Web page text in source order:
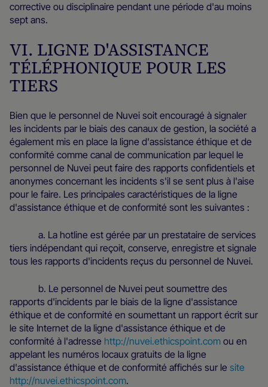
corrective ou disciplinaire pendant une période d'au moins
sept ans.
VI. LIGNE D'ASSISTANCE
TÉLÉPHONIQUE POUR LES
TIERS
Bien que le personnel de Nuvei soit encouragé à signaler
les incidents par le biais des canaux de gestion, la société a
également mis en place la ligne d'assistance éthique et de
conformité comme canal de communication par lequel le
personnel de Nuvei peut faire des rapports confidentiels et
anonymes concernant les incidents s'il se sent plus à l'aise
pour le faire. Les principales caractéristiques de la ligne
d'assistance éthique et de conformité sont les suivantes :
a. La hotline est gérée par un prestataire de services
tiers indépendant qui reçoit, conserve, enregistre et signale
tous les rapports d'incidents reçus du personnel de Nuvei.
b. Le personnel de Nuvei peut soumettre des
rapports d'incidents par le biais de la ligne d'assistance
éthique et de conformité en soumettant un rapport écrit sur
le site Internet de la ligne d'assistance éthique et de
conformité à l'adresse http://nuvei.ethicspoint.com ou en
appelant les numéros locaux gratuits de la ligne
d'assistance éthique et de conformité affichés sur le site
http://nuvei.ethicspoint.com.